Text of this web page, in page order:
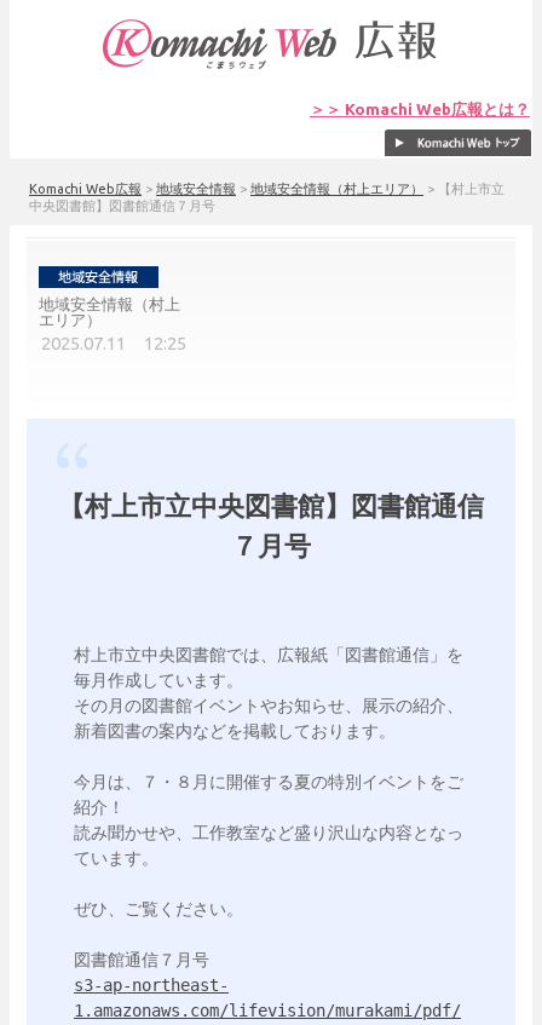
＞＞ Komachi Web広報とは？
Komachi Web広報 > 地域安全情報 > 地域安全情報（村上エリア） >
【村上市立
中央図書館】図書館通信７月号
地域安全情報（村上
エリア）
2025.07.11 12:25
【村上市立中央図書館】図書館通信
７月号
村上市立中央図書館では、広報紙「図書館通信」を
毎月作成しています。
その月の図書館イベントやお知らせ、展示の紹介、
新着図書の案内などを掲載しております。
今月は、７・８月に開催する夏の特別イベントをご
紹介！
読み聞かせや、工作教室など盛り沢山な内容となっ
ています。
ぜひ、ご覧ください。
s3-ap-northeast-
1.amazonaws.com/lifevision/murakami/pdf/